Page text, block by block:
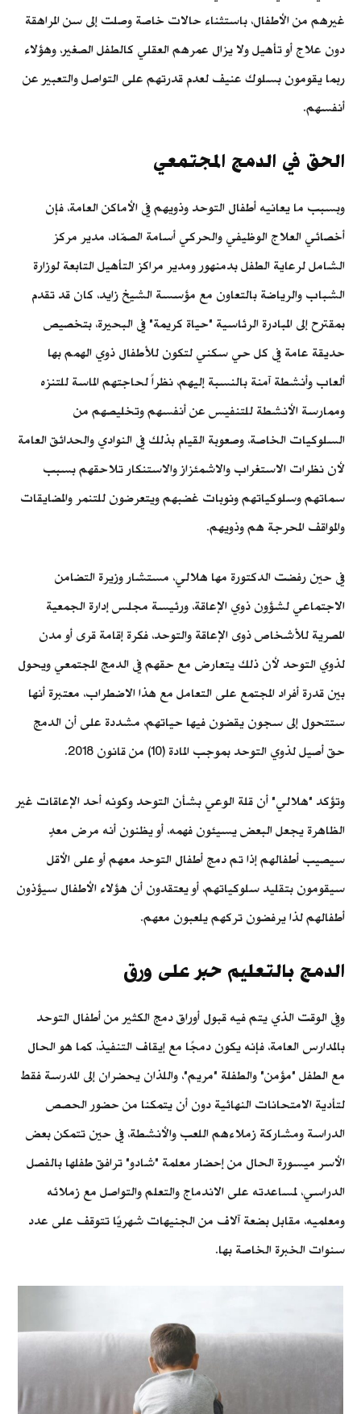
غيرهم من الأطفال، باستثناء حالات خاصة وصلت إلى سن المراهقة
دون علاج أو تأهيل ولا يزال عمرهم العقلي كالطفل الصغير، وهؤلاء
ربما يقومون بسلوك عنيف لعدم قدرتهم على التواصل والتعبير عن
أنفسهم.
الحق في الدمج المجتمعي
وبسبب ما يعانيه أطفال التوحد وذويهم في الأماكن العامة، فإن
أخصائي العلاج الوظيفي والحركي أسامة الصمّاد، مدير مركز
الشامل لرعاية الطفل بدمنهور ومدير مراكز التأهيل التابعة لوزارة
الشباب والرياضة بالتعاون مع مؤسسة الشيخ زايد، كان قد تقدم
بمقترح إلى المبادرة الرئاسية "حياة كريمة" في البحيرة، بتخصيص
حديقة عامة في كل حي سكني لتكون للأطفال ذوي الهمم بها
ألعاب وأنشطة آمنة بالنسبة إليهم، نظراً لحاجتهم الماسة للتنزه
وممارسة الأنشطة للتنفيس عن أنفسهم وتخليصهم من
السلوكيات الخاصة، وصعوبة القيام بذلك في النوادي والحدائق العامة
لأن نظرات الاستغراب والاشمئزاز والاستنكار تلاحقهم بسبب
سماتهم وسلوكياتهم ونوبات غضبهم ويتعرضون للتنمر والمضايقات
والمواقف المحرجة هم وذويهم.
في حين رفضت الدكتورة مها هلالي، مستشار وزيرة التضامن
الاجتماعي لشؤون ذوي الإعاقة، ورئيسة مجلس إدارة الجمعية
المصرية للأشخاص ذوى الإعاقة والتوحد، فكرة إقامة قرى أو مدن
لذوي التوحد لأن ذلك يتعارض مع حقهم في الدمج المجتمعي ويحول
بين قدرة أفراد المجتمع على التعامل مع هذا الاضطراب، معتبرة أنها
ستتحول إلى سجون يقضون فيها حياتهم، مشددة على أن الدمج
حق أصيل لذوي التوحد بموجب المادة (10) من قانون 2018.
وتؤكد "هلالي" أن قلة الوعي بشأن التوحد وكونه أحد الإعاقات غير
الظاهرة يجعل البعض يسيئون فهمه، أو يظنون أنه مرض معدٍ
سيصيب أطفالهم إذا تم دمج أطفال التوحد معهم أو على الأقل
سيقومون بتقليد سلوكياتهم، أو يعتقدون أن هؤلاء الأطفال سيؤذون
أطفالهم لذا يرفضون تركهم يلعبون معهم.
الدمج بالتعليم حبر على ورق
وفي الوقت الذي يتم فيه قبول أوراق دمج الكثير من أطفال التوحد
بالمدارس العامة، فإنه يكون دمجًا مع إيقاف التنفيذ، كما هو الحال
مع الطفل "مؤمن" والطفلة "مريم"، واللذان يحضران إلى المدرسة فقط
لتأدية الامتحانات النهائية دون أن يتمكنا من حضور الحصص
الدراسة ومشاركة زملاءهم اللعب والأنشطة، في حين تتمكن بعض
الأسر ميسورة الحال من إحضار معلمة "شادو" ترافق طفلها بالفصل
الدراسي، لمساعدته على الاندماج والتعلم والتواصل مع زملائه
ومعلميه، مقابل بضعة آلاف من الجنيهات شهريًا تتوقف على عدد
سنوات الخبرة الخاصة بها.